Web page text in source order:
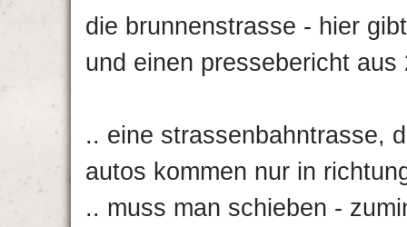
die brunnenstrasse - hier
und einen pressebericht
.. eine strassenbahntrasse,
autos kommen nur in
.. muss man schieben -